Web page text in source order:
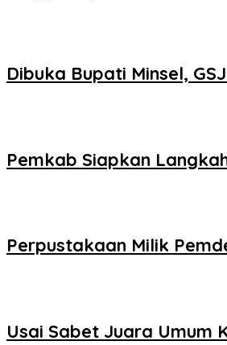
Dibuka Bupati Minsel,
Pemkab Siapkan
Perpustakaan Milik
Usai Sabet Juara Umum